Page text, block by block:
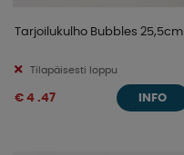
Tarjoilukulho Bubbles 25,5cm
Tilapäisesti loppu
€ 4 .47 INFO